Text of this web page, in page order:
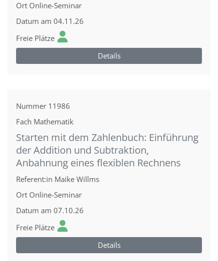
Ort Online-Seminar
Datum am 04.11.26
Freie Plätze
Details
Nummer 11986
Fach Mathematik
Starten mit dem Zahlenbuch: Einführung
der Addition und Subtraktion,
Anbahnung eines flexiblen Rechnens
Referent:in Maike Willms
Ort Online-Seminar
Datum am 07.10.26
Freie Plätze
Details